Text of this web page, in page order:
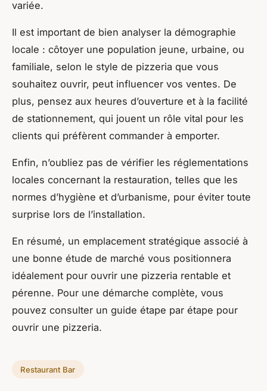
variée.
Il est important de bien analyser la démographie
locale : côtoyer une population jeune, urbaine, ou
familiale, selon le style de pizzeria que vous
souhaitez ouvrir, peut influencer vos ventes. De
plus, pensez aux heures d’ouverture et à la facilité
de stationnement, qui jouent un rôle vital pour les
clients qui préfèrent commander à emporter.
Enfin, n’oubliez pas de vérifier les réglementations
locales concernant la restauration, telles que les
normes d’hygiène et d’urbanisme, pour éviter toute
surprise lors de l’installation.
En résumé, un emplacement stratégique associé à
une bonne étude de marché vous positionnera
idéalement pour ouvrir une pizzeria rentable et
pérenne. Pour une démarche complète, vous
pouvez consulter un guide étape par étape pour
ouvrir une pizzeria.
Restaurant Bar